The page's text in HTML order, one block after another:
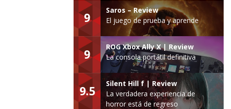
9
Saros – Review
El juego de prueba y aprende
9
ROG Xbox Ally X | Review
La consola portátil definitiva
9.5
Silent Hill f | Review
La verdadera experiencia de
horror está de regreso